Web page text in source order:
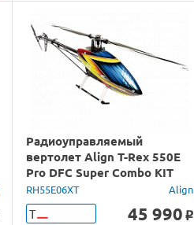
Радиоуправляемый
вертолет Align T-Rex 550E
Pro DFC Super Combo KIT
RH55E06XT Align
Т 45 990 o